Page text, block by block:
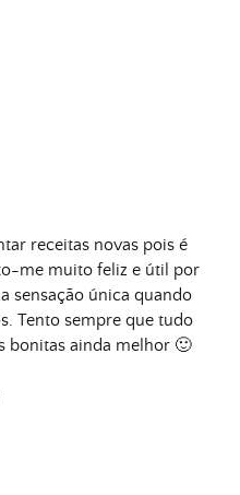
receitas novas pois é
me muito feliz e útil por
sensação única quando
Tento sempre que tudo
bonitas ainda melhor 🙂